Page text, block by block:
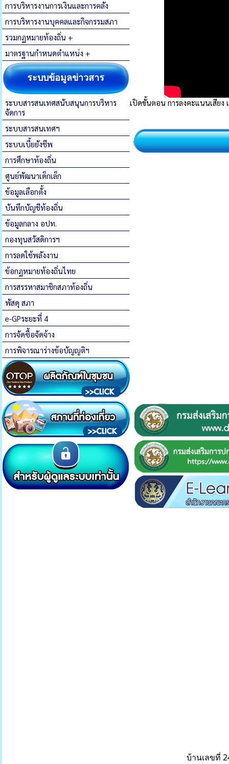
การบริหารงานการเงินและการคลัง
การบริหารงานบุคคลและกิจกรรมสภา
รวมกฏหมายท้องถิ่น +
มาตรฐานกำหนดตำแหน่ง +
ระบบข้อมูลข่าวสาร
ระบบสารสนเทศสนับสนุนการบริหาร
จัดการ
ระบบสารสนเทศฯ
ระบบเบี้ยยังชีพ
การศึกษาท้องถิ่น
ศูนย์พัฒนาเด็กเล็ก
ข้อมูลเลือกตั้ง
บันทึกบัญชีท้องถิ่น
ข้อมูลกลาง อปท.
กองทุนสวัสดิการฯ
การลดใช้พลังงาน
ข้อกฏหมายท้องถิ่นไทย
การสรรหาสมาชิกสภาท้องถิ่น
พัสดุ สภา
e-GPระยะที่ 4
การจัดซื้อจัดจ้าง
การพิจารณาร่างข้อบัญญติฯ
เปิดขั้นตอน การลงคะแนนเสียง
บ้านเลขที่